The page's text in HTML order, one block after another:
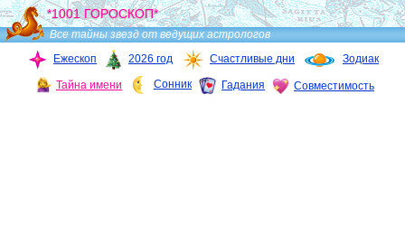
*1001 ГОРОСКОП*
Все тайны звезд от ведущих астрологов
Ежескоп
2026 год Счастливые дни Зодиак
Тайна имени Сонник Гадания Совместимость